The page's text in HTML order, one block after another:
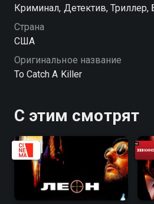
Криминал, Детектив,
Страна
США
Оригинальное название
To Catch A Killer
С этим смотрят